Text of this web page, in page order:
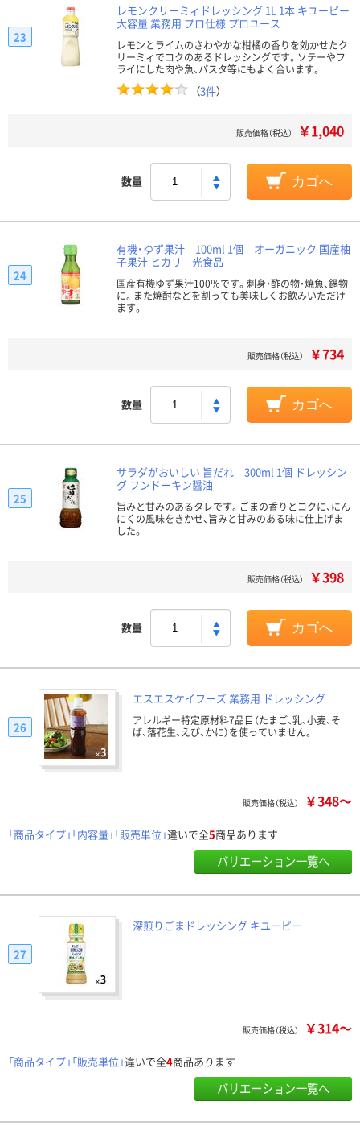
レモンクリーミィドレッシング 1L 1本 キユーピー
大容量 業務用 プロ仕様 プロユース
レモンとライムのさわやかな柑橘の香りを効かせたク
リーミィでコクのあるドレッシングです。ソテーやフ
ライにした肉や魚、パスタ等にもよく合います。
（3件）
23
販売価格（税込） ￥1,040
数量 カゴへ
有機・ゆず果汁 100ml 1個 オーガニック 国産柚
子果汁 ヒカリ 光食品
国産有機ゆず果汁100％です。刺身・酢の物・焼魚、鍋物
に。また焼酎などを割っても美味しくお飲みいただけ
ます。
24
販売価格（税込） ￥734
数量 カゴへ
サラダがおいしい 旨だれ 300ml 1個 ドレッシン
グ フンドーキン醤油
旨みと甘みのあるタレです。ごまの香りとコクに、にん
にくの風味をきかせ、旨みと甘みのある味に仕上げま
した。
25
販売価格（税込） ￥398
数量 カゴへ
エスエスケイフーズ 業務用 ドレッシング
アレルギー特定原材料7品目（たまご、乳、小麦、そ
ば、落花生、えび、かに）を使っていません。
26
販売価格（税込） ￥348～
「商品タイプ」「内容量」「販売単位」違いで全5商品あります
バリエーション一覧へ
深煎りごまドレッシング キユーピー
27
販売価格（税込） ￥314～
「商品タイプ」「販売単位」違いで全4商品あります
バリエーション一覧へ